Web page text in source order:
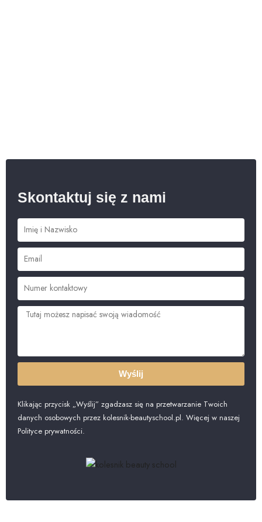
Skontaktuj się z nami
Wyślij
Klikając przycisk „Wyślij” zgadzasz się na przetwarzanie Twoich
danych osobowych przez kolesnik-beautyschool.pl. Więcej w naszej
Polityce prywatności.